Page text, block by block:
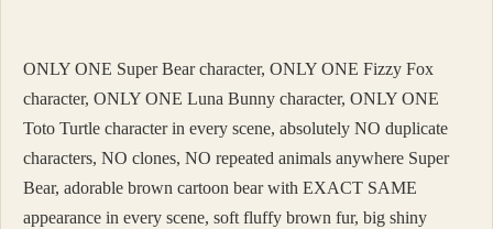
ONLY ONE Super Bear character, ONLY ONE Fizzy Fox
character, ONLY ONE Luna Bunny character, ONLY ONE
Toto Turtle character in every scene, absolutely NO duplicate
characters, NO clones, NO repeated animals anywhere Super
Bear, adorable brown cartoon bear with EXACT SAME
appearance in every scene, soft fluffy brown fur, big shiny